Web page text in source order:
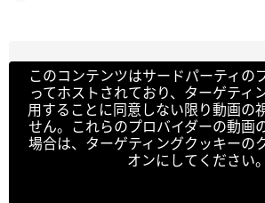
このコンテンツはサードパーティの
ってホストされており、ターゲティ
用することに同意しない限り動画の
せん。これらのプロバイダーの動画
場合は、ターゲティングクッキーの
オンにしてください。